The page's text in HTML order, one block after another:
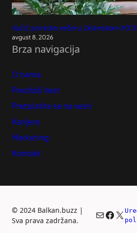
Vučić priredio večeru Zelenskom
avgust 8, 2026
Brza navigacija
O nama
Predloži Vest
Pretplatite se na vesti
Karijera
Marketing
Kontakt
© 2024 Balkan.buzz |
Sva prava zadržana.
MailX